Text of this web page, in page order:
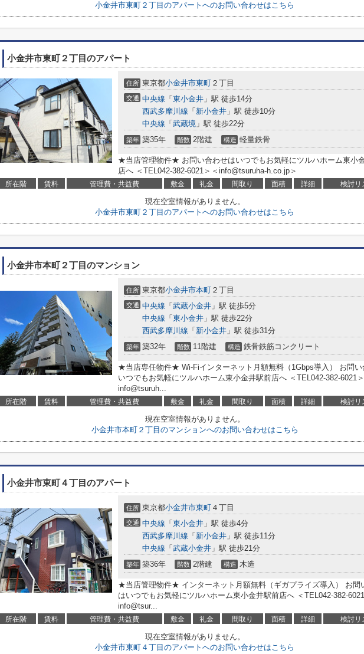
小金井市東町２丁目のアパートへのお問い合わせはこちら
小金井市東町２丁目のアパート
住所 東京都小金井市東町 ２丁目
交通 中央線 「 東小金井 」駅 徒歩14分
西武多摩川線 「 新小金井 」駅 徒歩10分
中央線 「 武蔵境 」駅 徒歩22分
築年 築35年 階数 2階建 構造 軽量鉄骨
★当店管理物件★ お問い合わせはいつでもお気軽にツルハホーム東小
店へ ＜TEL042-382-6021＞＜info@tsuruha-h.co.jp＞
所在階 賃料 管理費・共益費 敷金 礼金 間取り 面積 詳細 検討リ
現在空室情報がありません。
小金井市東町２丁目のアパートへのお問い合わせはこちら
小金井市本町２丁目のマンション
住所 東京都小金井市本町 ２丁目
交通 中央線 「 武蔵小金井 」駅 徒歩5分
中央線 「 東小金井 」駅 徒歩22分
西武多摩川線 「 新小金井 」駅 徒歩31分
築年 築32年 階数 11階建 構造 鉄骨鉄筋コンクリート
★当店専任物件★ Wi-Fiインターネット月額無料（1Gbps導入） お問い
いつでもお気軽にツルハホーム東小金井駅前店へ ＜TEL042-382-6021
info@tsuruh...
所在階 賃料 管理費・共益費 敷金 礼金 間取り 面積 詳細 検討リ
現在空室情報がありません。
小金井市本町２丁目のマンションへのお問い合わせはこちら
小金井市東町４丁目のアパート
住所 東京都小金井市東町 ４丁目
交通 中央線 「 東小金井 」駅 徒歩4分
西武多摩川線 「 新小金井 」駅 徒歩11分
中央線 「 武蔵小金井 」駅 徒歩21分
築年 築36年 階数 2階建 構造 木造
★当店管理物件★ インターネット月額無料（ギガプライズ導入） お問
はいつでもお気軽にツルハホーム東小金井駅前店へ ＜TEL042-382-
info@tsur...
所在階 賃料 管理費・共益費 敷金 礼金 間取り 面積 詳細 検討リ
現在空室情報がありません。
小金井市東町４丁目のアパートへのお問い合わせはこちら